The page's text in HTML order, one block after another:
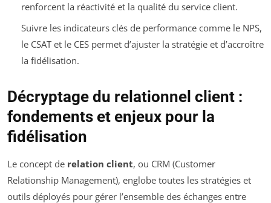
renforcent la réactivité et la qualité du service client.
Suivre les indicateurs clés de performance comme le NPS,
le CSAT et le CES permet d’ajuster la stratégie et d’accroître
la fidélisation.
Décryptage du relationnel client :
fondements et enjeux pour la
fidélisation
Le concept de relation client, ou CRM (Customer
Relationship Management), englobe toutes les stratégies et
outils déployés pour gérer l’ensemble des échanges entre